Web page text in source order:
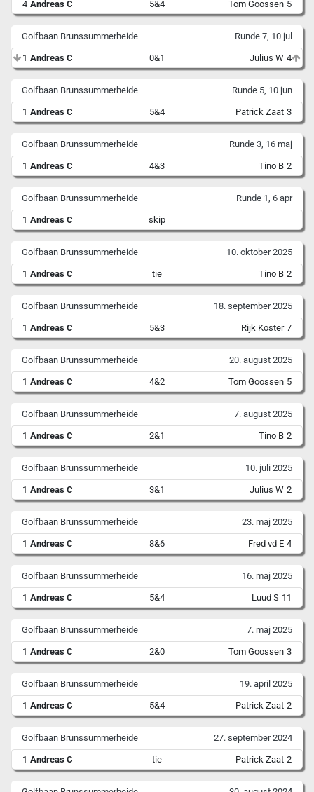
4 Andreas C 5&4 Tom Goossen 5
Golfbaan Brunssummerheide Runde 7, 10 jul
1 Andreas C 0&1 Julius W 4
Golfbaan Brunssummerheide Runde 5, 10 jun
1 Andreas C 5&4 Patrick Zaat 3
Golfbaan Brunssummerheide Runde 3, 16 maj
1 Andreas C 4&3 Tino B 2
Golfbaan Brunssummerheide Runde 1, 6 apr
1 Andreas C skip
Golfbaan Brunssummerheide 10. oktober 2025
1 Andreas C tie Tino B 2
Golfbaan Brunssummerheide 18. september 2025
1 Andreas C 5&3 Rijk Koster 7
Golfbaan Brunssummerheide 20. august 2025
1 Andreas C 4&2 Tom Goossen 5
Golfbaan Brunssummerheide 7. august 2025
1 Andreas C 2&1 Tino B 2
Golfbaan Brunssummerheide 10. juli 2025
1 Andreas C 3&1 Julius W 2
Golfbaan Brunssummerheide 23. maj 2025
1 Andreas C 8&6 Fred vd E 4
Golfbaan Brunssummerheide 16. maj 2025
1 Andreas C 5&4 Luud S 11
Golfbaan Brunssummerheide 7. maj 2025
1 Andreas C 2&0 Tom Goossen 3
Golfbaan Brunssummerheide 19. april 2025
1 Andreas C 5&4 Patrick Zaat 2
Golfbaan Brunssummerheide 27. september 2024
1 Andreas C tie Patrick Zaat 2